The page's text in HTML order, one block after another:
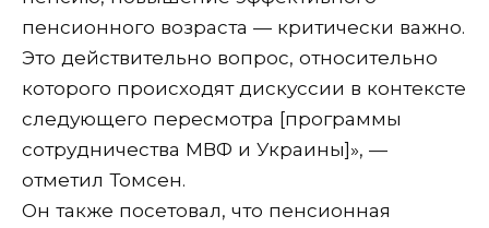
пенсионного возраста — критически важно.
Это действительно вопрос, относительно
которого происходят дискуссии в контексте
следующего пересмотра [программы
сотрудничества МВФ и Украины]», —
отметил Томсен.
Он также посетовал, что пенсионная